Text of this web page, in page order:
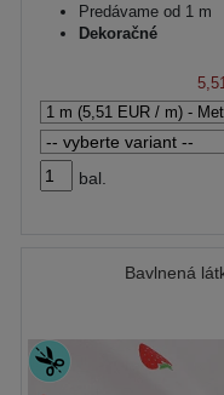
Predávame od 1 m
Dekoračné
bal.
Bavlnená